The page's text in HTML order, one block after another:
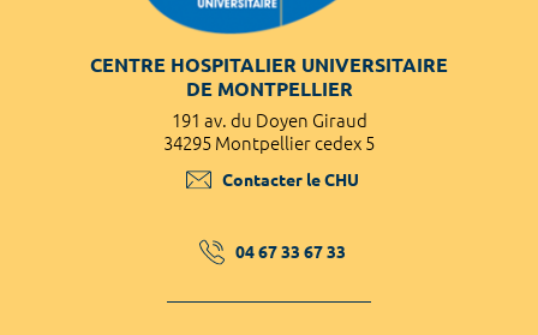
CENTRE HOSPITALIER UNIVERSITAIRE
DE MONTPELLIER
191 av. du Doyen Giraud
34295 Montpellier cedex 5
Contacter le CHU
04 67 33 67 33